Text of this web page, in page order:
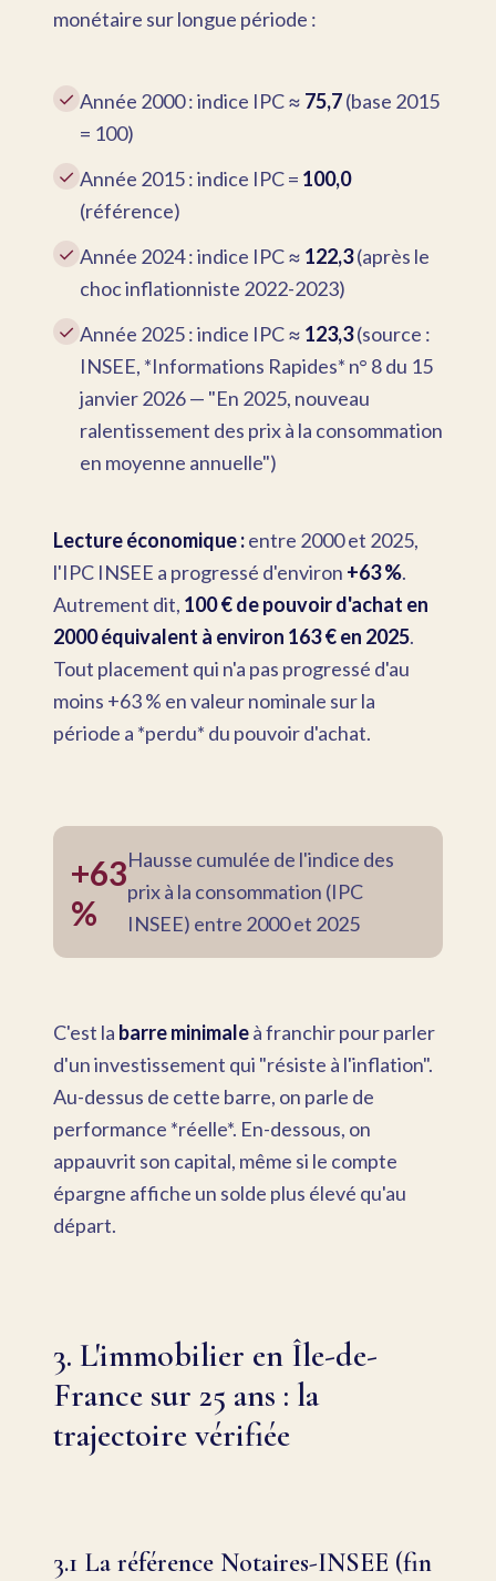
monétaire sur longue période :
✓ Année 2000 : indice IPC ≈ 75,7(base 2015
= 100)
✓ Année 2015 : indice IPC = 100,0
(référence)
✓ Année 2024 : indice IPC ≈ 122,3(après le
choc inflationniste 2022-2023)
✓ Année 2025 : indice IPC ≈ 123,3(source :
INSEE, *Informations Rapides* n° 8 du 15
janvier 2026 — "En 2025, nouveau
ralentissement des prix à la consommation
en moyenne annuelle")
Lecture économique :entre 2000 et 2025,
l'IPC INSEE a progressé d'environ +63 %.
Autrement dit, 100 € de pouvoir d'achat en
2000 équivalent à environ 163 € en 2025.
Tout placement qui n'a pas progressé d'au
moins +63 % en valeur nominale sur la
période a *perdu* du pouvoir d'achat.
+63
%
Hausse cumulée de l'indice des
prix à la consommation (IPC
INSEE) entre 2000 et 2025
C'est la barre minimaleà franchir pour parler
d'un investissement qui "résiste à l'inflation".
Au-dessus de cette barre, on parle de
performance *réelle*. En-dessous, on
appauvrit son capital, même si le compte
épargne affiche un solde plus élevé qu'au
départ.
3. L'immobilier en Île-de-
France sur 25 ans : la
trajectoire vérifiée
3.1 La référence Notaires-INSEE (fin